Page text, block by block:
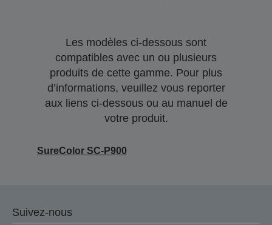
Les modèles ci-dessous sont
compatibles avec un ou plusieurs
produits de cette gamme. Pour plus
d’informations, veuillez vous reporter
aux liens ci-dessous ou au manuel de
votre produit.
SureColor SC-P900
Suivez-nous